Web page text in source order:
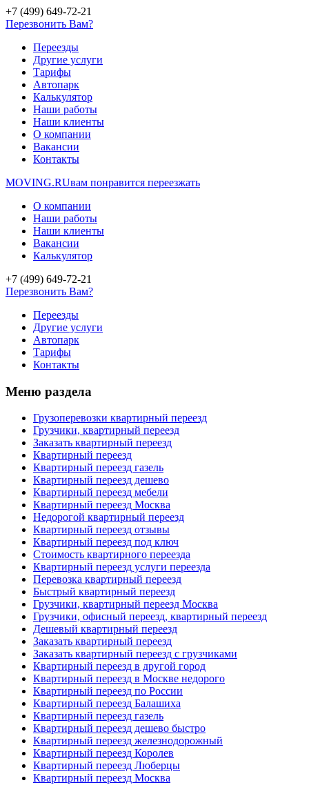
+7 (499) 649-72-21
Перезвонить Вам?
Переезды
Другие услуги
Тарифы
Автопарк
Калькулятор
Наши работы
Наши клиенты
О компании
Вакансии
Контакты
MOVING.RUвам понравится переезжать
О компании
Наши работы
Наши клиенты
Вакансии
Калькулятор
+7 (499) 649-72-21
Перезвонить Вам?
Переезды
Другие услуги
Автопарк
Тарифы
Контакты
Меню раздела
Грузоперевозки квартирный переезд
Грузчики, квартирный переезд
Заказать квартирный переезд
Квартирный переезд
Квартирный переезд газель
Квартирный переезд дешево
Квартирный переезд мебели
Квартирный переезд Москва
Недорогой квартирный переезд
Квартирный переезд отзывы
Квартирный переезд под ключ
Стоимость квартирного переезда
Квартирный переезд услуги переезда
Перевозка квартирный переезд
Быстрый квартирный переезд
Грузчики, квартирный переезд Москва
Грузчики, офисный переезд, квартирный переезд
Дешевый квартирный переезд
Заказать квартирный переезд
Заказать квартирный переезд с грузчиками
Квартирный переезд в другой город
Квартирный переезд в Москве недорого
Квартирный переезд по России
Квартирный переезд Балашиха
Квартирный переезд газель
Квартирный переезд дешево быстро
Квартирный переезд железнодорожный
Квартирный переезд Королев
Квартирный переезд Люберцы
Квартирный переезд Москва